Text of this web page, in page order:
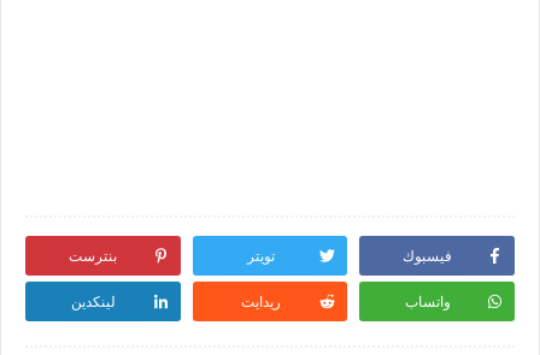
فيسبوك تويتر بنترست
واتساب ريدايت لينكدين